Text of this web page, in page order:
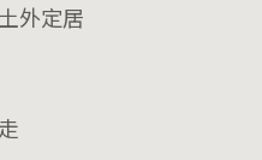
外定居